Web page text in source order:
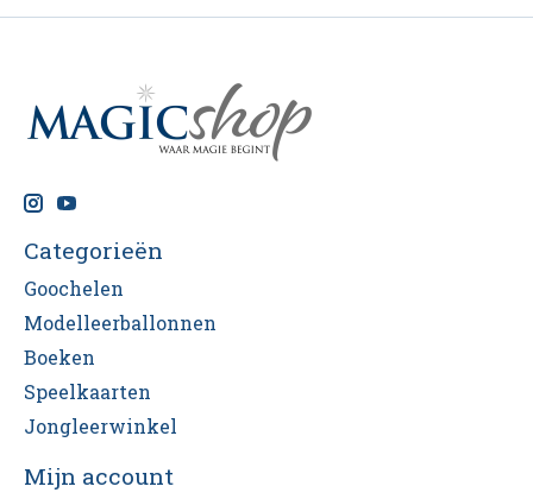
Categorieën
Goochelen
Modelleerballonnen
Boeken
Speelkaarten
Jongleerwinkel
Mijn account